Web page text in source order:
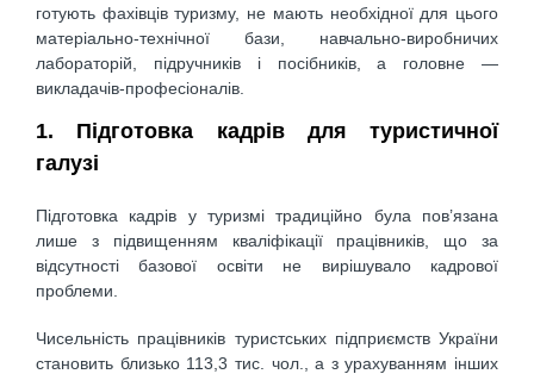
готують фахівців туризму, не мають необхідної для цього
матеріально-технічної бази, навчально-виробничих
лабораторій, підручників і посібників, а головне —
викладачів-професіоналів.
1. Підготовка кадрів для туристичної
галузі
Підготовка кадрів у туризмі традиційно була пов’язана
лише з підвищенням кваліфікації працівників, що за
відсутності базової освіти не вирішувало кадрової
проблеми.
Чисельність працівників туристських підприємств України
становить близько 113,3 тис. чол., а з урахуванням інших